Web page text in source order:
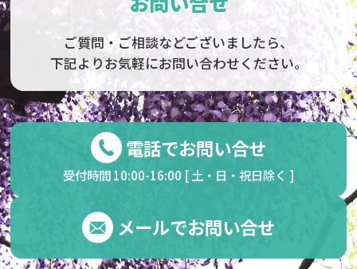
ご質問・ご相談などございましたら、
下記よりお気軽にお問い合わせください。
電話でお問い合せ
受付時間 10:00-16:00 [ 土・日・祝日除く ]
メールでお問い合せ